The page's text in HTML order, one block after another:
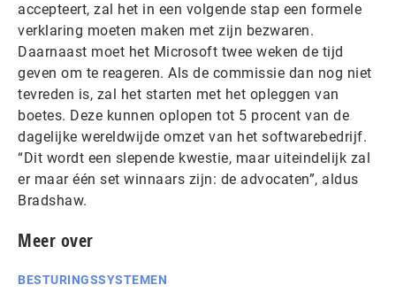
accepteert, zal het in een volgende stap een formele
verklaring moeten maken met zijn bezwaren.
Daarnaast moet het Microsoft twee weken de tijd
geven om te reageren. Als de commissie dan nog niet
tevreden is, zal het starten met het opleggen van
boetes. Deze kunnen oplopen tot 5 procent van de
dagelijke wereldwijde omzet van het softwarebedrijf.
“Dit wordt een slepende kwestie, maar uiteindelijk zal
er maar één set winnaars zijn: de advocaten”, aldus
Bradshaw.
Meer over
BESTURINGSSYSTEMEN